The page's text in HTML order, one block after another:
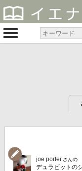
joe porter さんの
デュラビットの